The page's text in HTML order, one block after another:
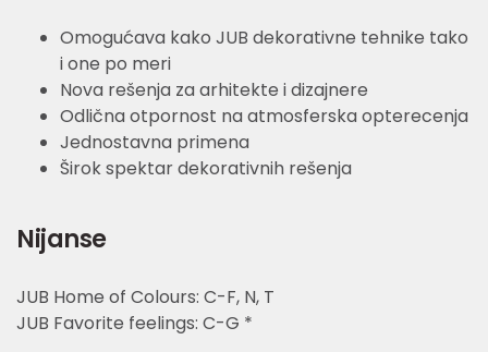
Omogućava kako JUB dekorativne tehnike tako
i one po meri
Nova rešenja za arhitekte i dizajnere
Odlična otpornost na atmosferska opterecenja
Jednostavna primena
Širok spektar dekorativnih rešenja
Nijanse
JUB Home of Colours: C-F, N, T
JUB Favorite feelings: C-G *